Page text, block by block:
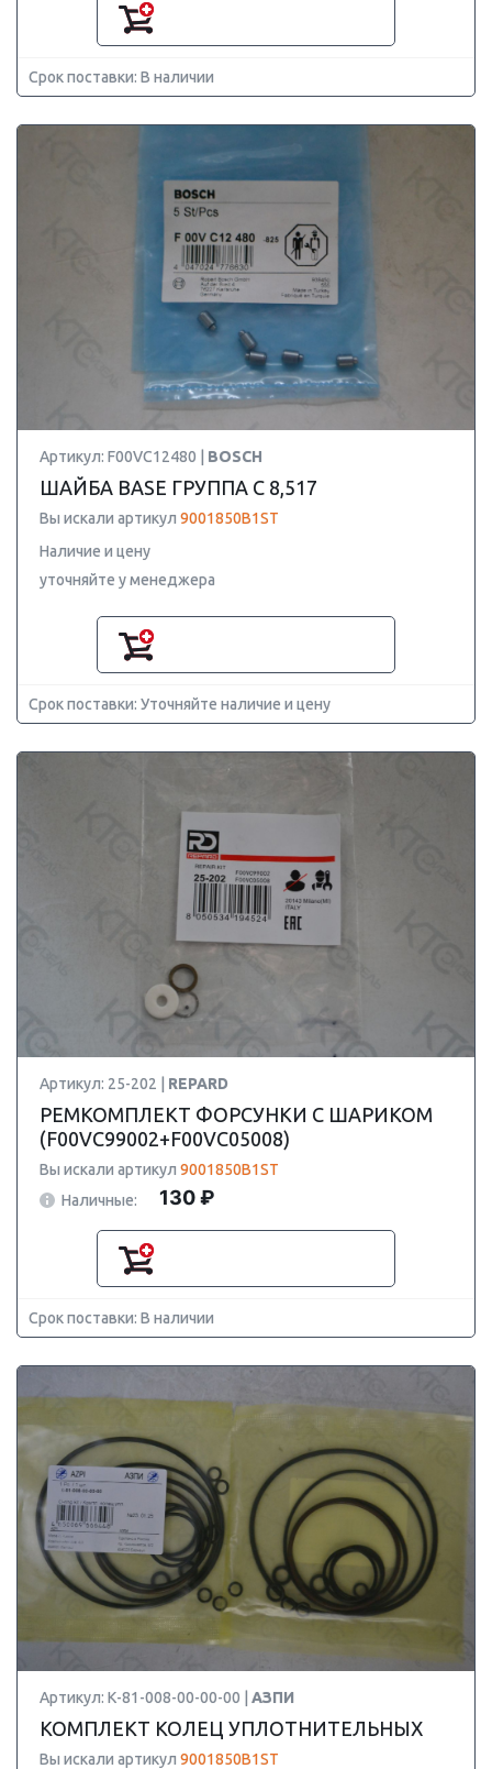
Срок поставки: В наличии
Артикул: F00VC12480 | BOSCH
ШАЙБА BASE ГРУППА C 8,517
Вы искали артикул 9001850B1ST
Наличие и цену
уточняйте у менеджера
Срок поставки: Уточняйте наличие и цену
Артикул: 25-202 | REPARD
РЕМКОМПЛЕКТ ФОРСУНКИ С ШАРИКОМ
(F00VC99002+F00VC05008)
Вы искали артикул 9001850B1ST
Наличные:
130 ₽
Срок поставки: В наличии
Артикул: К-81-008-00-00-00 | АЗПИ
КОМПЛЕКТ КОЛЕЦ УПЛОТНИТЕЛЬНЫХ
Вы искали артикул 9001850B1ST